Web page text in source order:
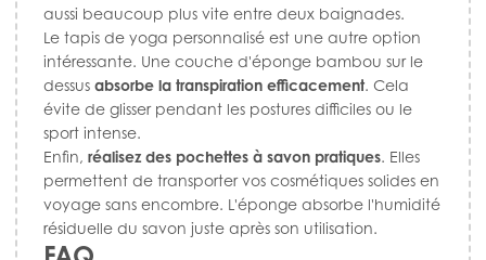
aussi beaucoup plus vite entre deux baignades.
Le tapis de yoga personnalisé est une autre option
intéressante. Une couche d'éponge bambou sur le
dessus absorbe la transpiration efficacement. Cela
évite de glisser pendant les postures difficiles ou le
sport intense.
Enfin, réalisez des pochettes à savon pratiques. Elles
permettent de transporter vos cosmétiques solides en
voyage sans encombre. L'éponge absorbe l'humidité
résiduelle du savon juste après son utilisation.